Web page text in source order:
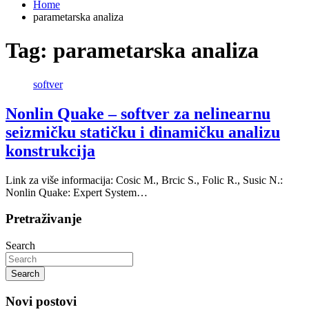
Home
parametarska analiza
Tag: parametarska analiza
softver
Nonlin Quake – softver za nelinearnu
seizmičku statičku i dinamičku analizu
konstrukcija
Link za više informacija: Cosic M., Brcic S., Folic R., Susic N.:
Nonlin Quake: Expert System…
Pretraživanje
Search
Search
Novi postovi